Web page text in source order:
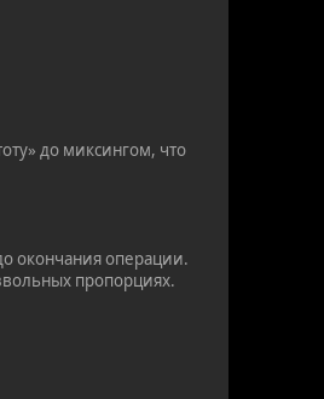
до миксингом, что
окончания операции.
пропорциях.